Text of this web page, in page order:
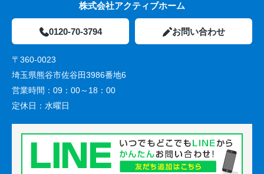
株式会社アクティブホーム
0120-70-3794 お問い合わせ
〒360-0023
埼玉県熊谷市佐谷田3986番地6
営業時間： 09：00～18：00
定休日： 水曜日